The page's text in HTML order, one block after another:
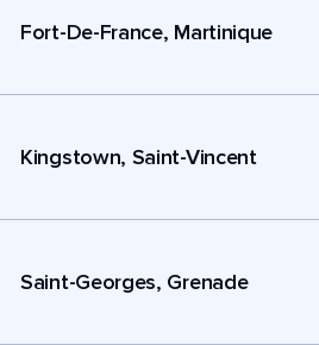
Fort-De-France, Martinique
Kingstown, Saint-Vincent
Saint-Georges, Grenade